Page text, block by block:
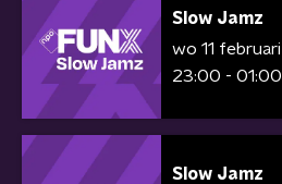
Slow Jamz
wo 11 februari
23:00 - 01:00
Slow Jamz